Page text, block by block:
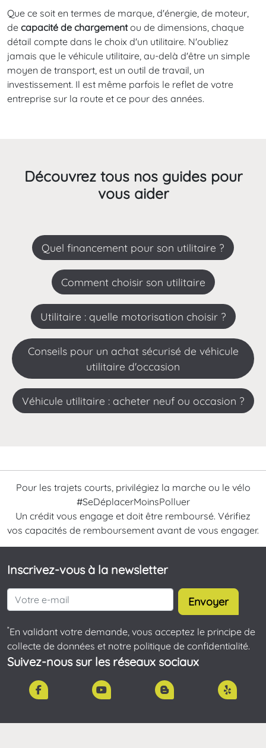
Que ce soit en termes de marque, d'énergie, de moteur,
de capacité de chargementou de dimensions, chaque
détail compte dans le choix d'un utilitaire. N'oubliez
jamais que le véhicule utilitaire, au-delà d'être un simple
moyen de transport, est un outil de travail, un
investissement. Il est même parfois le reflet de votre
entreprise sur la route et ce pour des années.
Découvrez tous nos guides pour
vous aider
Quel financement pour son utilitaire ?
Comment choisir son utilitaire
Utilitaire : quelle motorisation choisir ?
Conseils pour un achat sécurisé de véhicule
utilitaire d'occasion
véhicule utilitaire : acheter neuf ou occasion ?
Pour les trajets courts, privilégiez la marche ou le vélo
#SeDéplacerMoinsPolluer
Un crédit vous engage et doit être remboursé. Vérifiez
vos capacités de remboursement avant de vous engager.
Inscrivez-vous à la newsletter
Envoyer
*En validant votre demande, vous acceptez le principe de
collecte de données et notre politique de confidentialité.
Suivez-nous sur les réseaux sociaux